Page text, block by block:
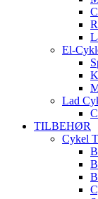
El-
Lad
TILBEHØR
Cykel